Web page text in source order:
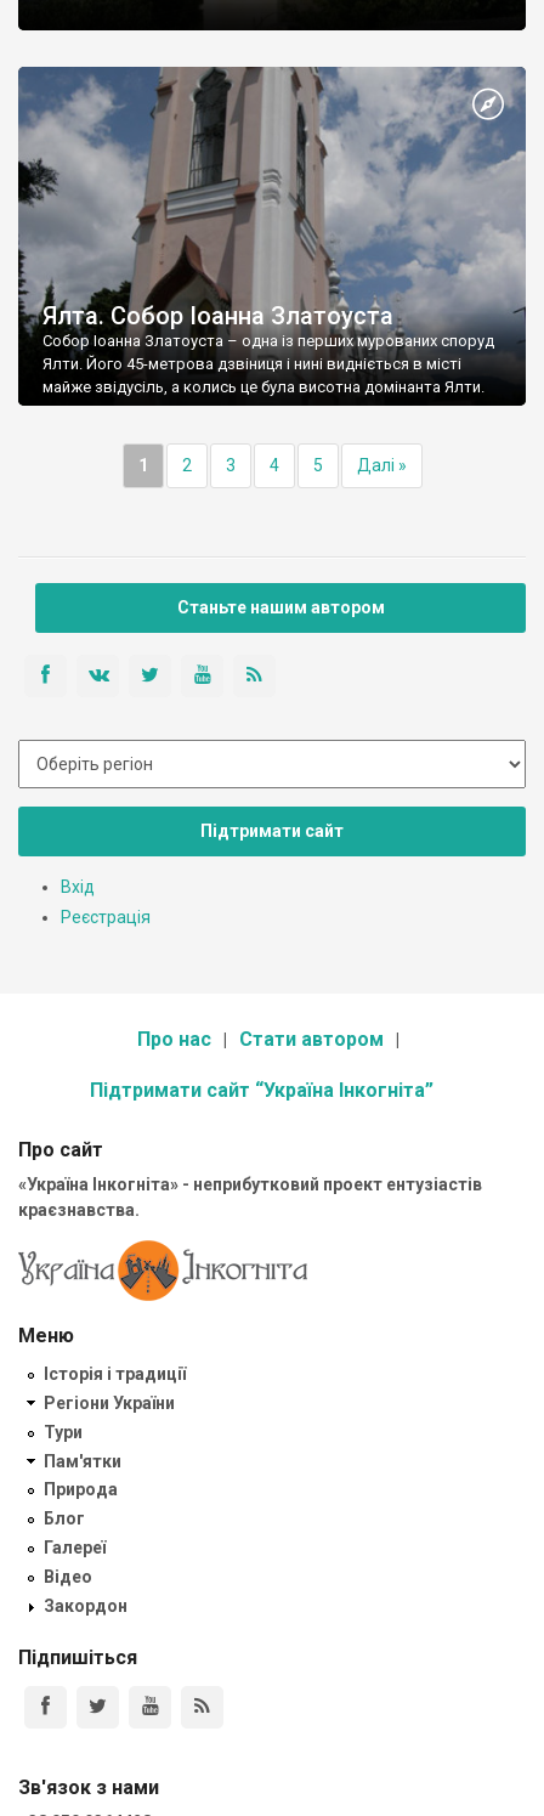
Ялта. Собор Іоанна Златоуста
Собор Іоанна Златоуста – одна із перших мурованих споруд
Ялти. Його 45-метрова дзвіниця і нині видніється в місті
майже звідусіль, а колись це була висотна домінанта Ялти.
1 2 3 4 5 Далі »
Станьте нашим автором
Підтримати сайт
Вхід
Реєстрація
Про нас Стати автором
Підтримати сайт “Україна Інкогніта”
Про сайт
«Україна Інкогніта» - неприбутковий проект ентузіастів
краєзнавства.
Меню
Історія і традиції
Регіони України
Тури
Пам'ятки
Природа
Блог
Галереї
Відео
Закордон
Підпишіться
Зв'язок з нами